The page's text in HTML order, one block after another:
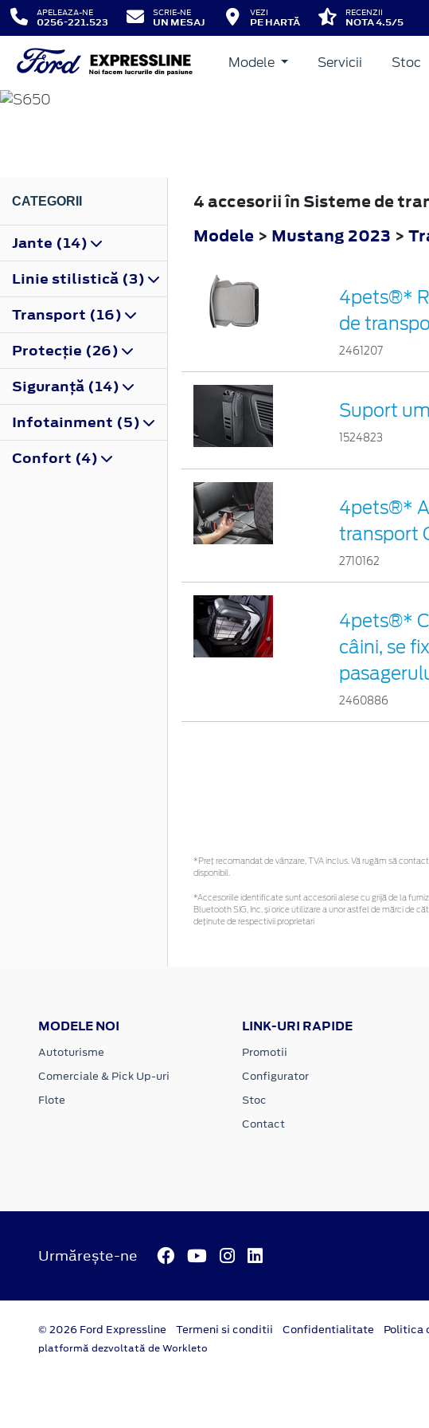
APELEAZA-NE
0256-221.523
SCRIE-NE
UN MESAJ
VEZI
PE HARTĂ
RECENZII
NOTA 4.5/5
Modele Servicii Stoc
MUSTANG
CATEGORII
Jante (14)
Linie stilistică (3)
Transport (16)
Protecţie (26)
Siguranţă (14)
Infotainment (5)
Confort (4)
4 accesorii în Sisteme de
Modele > Mustang 2023 >
4pets®*
de
2461207
Suport
1524823
4pets®*
transport
2710162
4pets®*
câini, se
2460886
*Preţ recomandat de vânzare, TVA inclus. Vă rugăm să
disponibil.
*Accesoriile identificate sunt accesorii alese cu grijă de la
Bluetooth SIG, Inc. și orice utilizare a unor astfel de mărci de
deținute de respectivii proprietari
MODELE NOI
Autoturisme
Comerciale & Pick Up-uri
Flote
LINK-URI RAPIDE
Promotii
Configurator
Stoc
Contact
Urmărește-ne
© 2026 Ford Expressline Termeni si conditii Confidentialitate Politica
platformă dezvoltată de Workleto